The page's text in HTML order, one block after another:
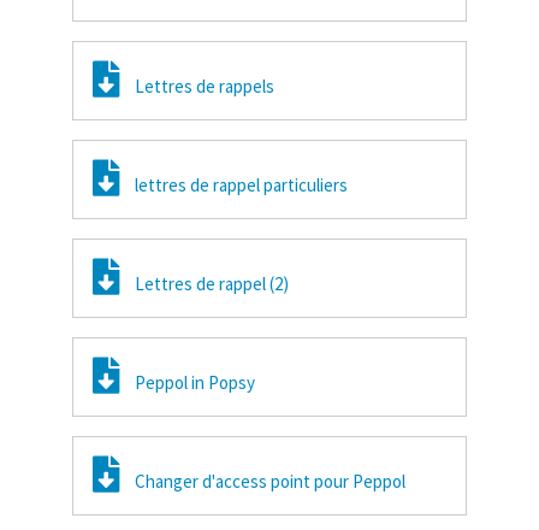
Lettres de rappels
lettres de rappel particuliers
Lettres de rappel (2)
Peppol in Popsy
Changer d'access point pour Peppol